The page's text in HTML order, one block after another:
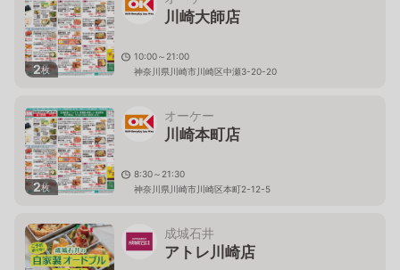
2枚
川崎大師店
10:00～21:00
神奈川県川崎市川崎区中瀬3-20-20
2枚
オーケー
川崎本町店
8:30～21:30
神奈川県川崎市川崎区本町2-12-5
成城石井
アトレ川崎店